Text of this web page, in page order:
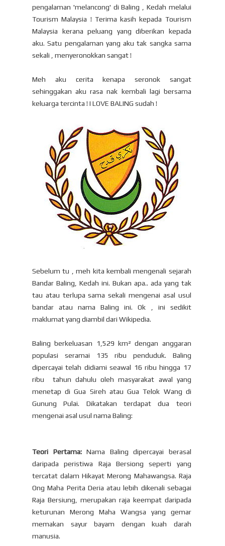
pengalaman 'melancong' di Baling , Kedah melalui
Tourism Malaysia ! Terima kasih kepada Tourism
Malaysia kerana peluang yang diberikan kepada
aku. Satu pengalaman yang aku tak sangka sama
sekali , menyeronokkan sangat !
Meh aku cerita kenapa seronok sangat
sehinggakan aku rasa nak kembali lagi bersama
keluarga tercinta ! I LOVE BALING sudah !
Sebelum tu , meh kita kembali mengenali sejarah
Bandar Baling, Kedah ini. Bukan apa.. ada yang tak
tau atau terlupa sama sekali mengenai asal usul
bandar atau nama Baling ini. Ok , ini sedikit
maklumat yang diambil dari Wikipedia.
Baling berkeluasan 1,529 km² dengan anggaran
populasi seramai 135 ribu penduduk. Baling
dipercayai telah didiami seawal 16 ribu hingga 17
ribu tahun dahulu oleh masyarakat awal yang
menetap di Gua Sireh atau Gua Telok Wang di
Gunung Pulai. Dikatakan terdapat dua teori
mengenai asal usul nama Baling:
Teori Pertama:Nama Baling dipercayai berasal
daripada peristiwa Raja Bersiong seperti yang
tercatat dalam Hikayat Merong Mahawangsa. Raja
Ong Maha Perita Deria atau lebih dikenali sebagai
Raja Bersiung, merupakan raja keempat daripada
keturunan Merong Maha Wangsa yang gemar
memakan sayur bayam dengan kuah darah
manusia.